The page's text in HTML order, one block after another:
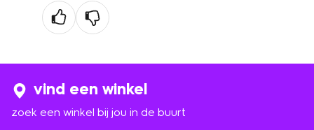
vind een winkel
zoek een winkel bij jou in de buurt